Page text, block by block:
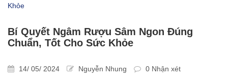
Khỏe
Bí Quyết Ngâm Rượu Sâm Ngon Đúng
Chuẩn, Tốt Cho Sức Khỏe
14/ 05/ 2024 Nguyễn Nhung 0 Nhận xét